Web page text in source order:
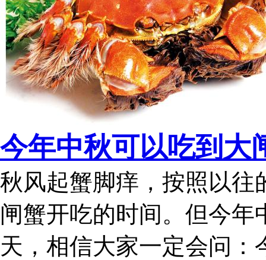
今年中秋可以吃到大
秋风起蟹脚痒，按照以往
闸蟹开吃的时间。但今年
天，相信大家一定会问